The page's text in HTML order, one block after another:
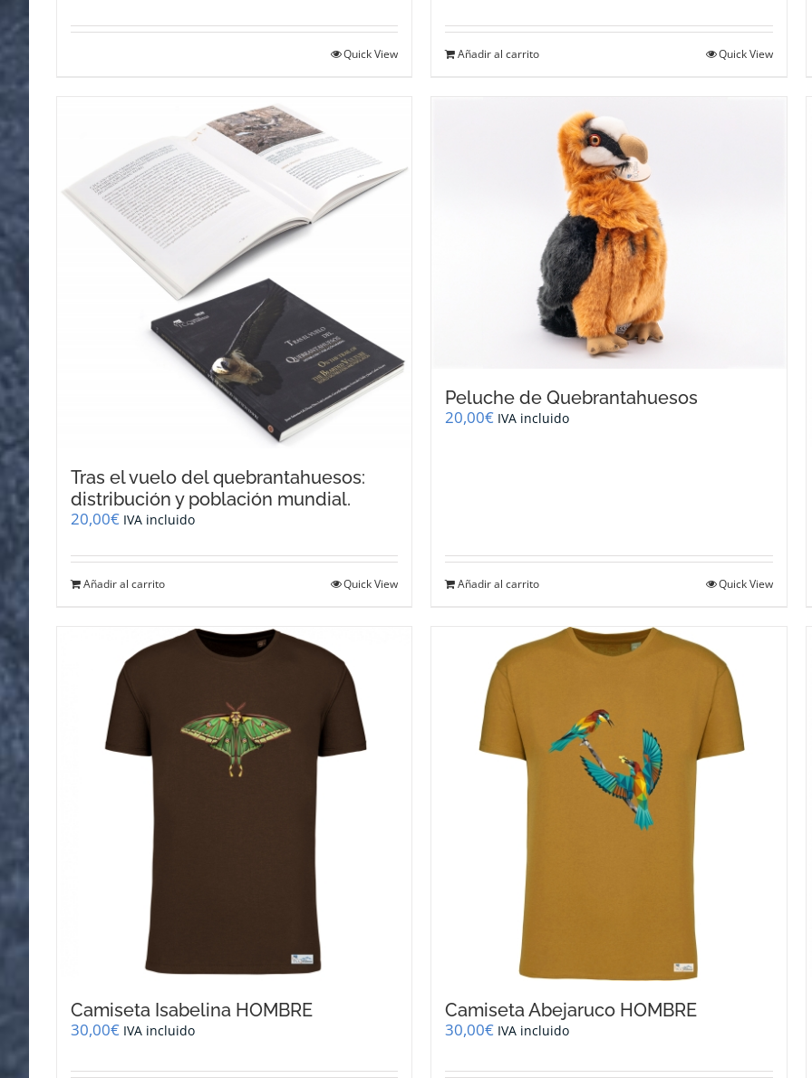
Quick View Añadir al carrito Quick View
Tras el vuelo del quebrantahuesos:
distribución y población mundial.
20,00€ IVA incluido
Añadir al carrito Quick View
Peluche de Quebrantahuesos
20,00€ IVA incluido
Añadir al carrito Quick View
Camiseta Isabelina HOMBRE
30,00€ IVA incluido
Camiseta Abejaruco HOMBRE
30,00€ IVA incluido